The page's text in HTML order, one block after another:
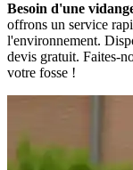
Besoin d'une
offrons un service
l'environnement.
devis gratuit. Faites-
votre fosse !